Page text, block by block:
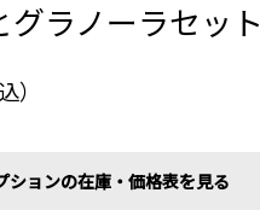
グラノーラセット
）
ションの在庫・価格表を見る